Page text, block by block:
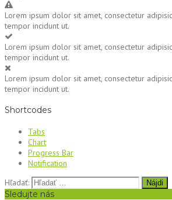
Lorem ipsum dolor sit amet, consectetur
tempor incidunt ut.
Lorem ipsum dolor sit amet, consectetur
tempor incidunt ut.
Lorem ipsum dolor sit amet, consectetur
tempor incidunt ut.
Shortcodes
Tabs
Chart
Progress Bar
Notification
Hľadať:
Sledujte nás